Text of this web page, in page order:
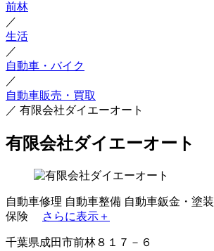
前林
／
生活
／
自動車・バイク
／
自動車販売・買取
／ 有限会社ダイエーオート
有限会社ダイエーオート
自動車修理 自動車整備 自動車鈑金・塗装
保険
さらに表示＋
千葉県成田市前林８１７－６